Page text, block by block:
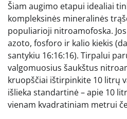
Šiam augimo etapui idealiai
kompleksinės mineralinės
populiarioji nitroamofoska.
azoto, fosforo ir kalio kiekis
santykiu 16:16:16). Tirpalui
valgomuosius šaukštus
kruopščiai ištirpinkite 10 litrų
išlieka standartinė – apie 10
vienam kvadratiniam metrui